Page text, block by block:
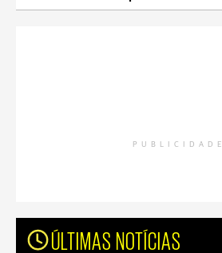
PUBLICIDADE
ÚLTIMAS NOTÍCIAS